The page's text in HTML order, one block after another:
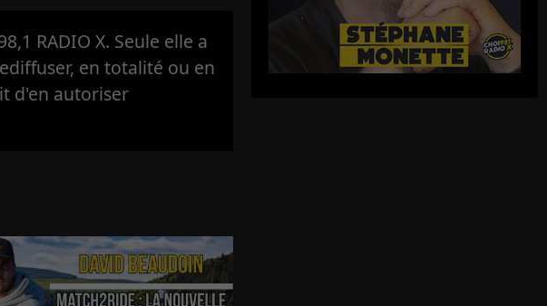
RADIO X. Seule elle a
en totalité ou en
d'en autoriser